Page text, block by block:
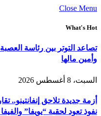
Close Menu
What's Hot
تصاعد التوتر بين رئاسة
وأمين مالها
السبت، 8 أغسطس 2026
أزمة جديدة تلاحق
نفوذ تعود لحقبة “يويفا”